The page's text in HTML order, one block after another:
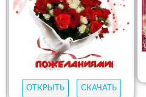
ОТКРЫТЬ СКАЧАТЬ